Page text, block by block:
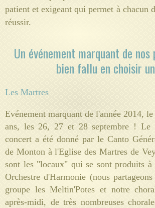
patient et exigeant qui permet à chacun
réussir.
Un événement marquant de
bien fallu en choisir
Les Martres
Evénement marquant de l'année 2014,
ans, les 26, 27 et 28 septembre ! Le
concert a été donné par le Canto
de Monton à l'Eglise des Martres de
sont les "locaux" qui se sont produits à
Orchestre d'Harmonie (nous
groupe les Meltin'Potes et notre
après-midi, de très nombreuses